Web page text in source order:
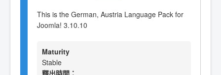
This is the German, Austria Language Pack for
Joomla! 3.10.10
Maturity
Stable